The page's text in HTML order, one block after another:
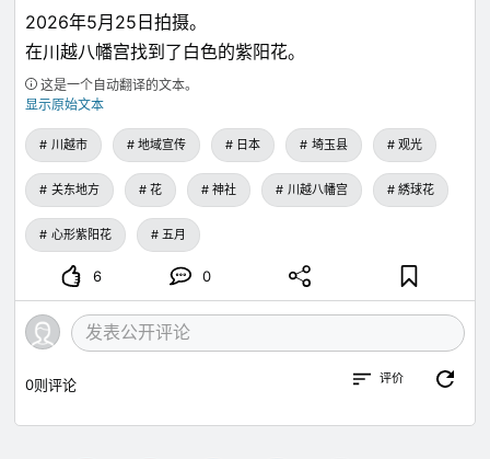
2026年5月25日拍摄。
在川越八幡宫找到了白色的紫阳花。
这是一个自动翻译的文本。
显示原始文本
川越市 地域宣传 日本 埼玉县 观光
关东地方 花 神社 川越八幡宫 綉球花
心形紫阳花 五月
6 0
0则评论 评价